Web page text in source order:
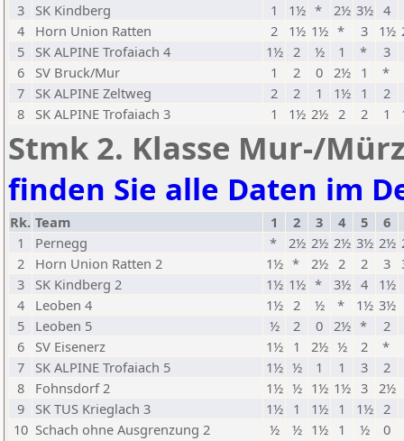
3
SK Kindberg 1 1½ * 2½ 3½ 4
4
Horn Union Ratten 2 1½ 1½ * 3 1½
5
SK ALPINE Trofaiach 4 1½ 2 ½ 1 *
3
6
SV Bruck/Mur 1 2 0 2½ 1
*
7
SK ALPINE Zeltweg 2 2 1 1½ 1 2
8
SK ALPINE Trofaiach 3 1 1½ 2½ 2 2 1
Stmk 2. Klasse Mur-/
finden Sie alle Daten im
Rk. Team 1 2 3 4 5
6
1
Pernegg * 2½ 2½ 2½ 3½ 2½
2
Horn Union Ratten 2 1½ * 2½ 2 2 3
3
SK Kindberg 2 1½ 1½ * 3½ 4
1½
4
Leoben 4 1½ 2 ½ * 1½ 3½
5
Leoben 5 ½ 2 0 2½ *
2
6
SV Eisenerz 1½ 1 2½ ½ 2
*
7
SK ALPINE Trofaiach 5 1½ ½ 1 1 3 2
8
Fohnsdorf 2 1½ ½ 1½ 1½ 3 2½
9
SK TUS Krieglach 3 1½ 1 1½ 1 1½ 2
10 Schach ohne Ausgrenzung 2 ½ ½ 1½ 1 ½ 0